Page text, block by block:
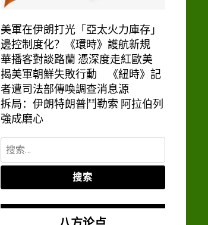
美軍在伊朗打光「亞太火力庫存」
邊控制度化？《環時》護航新規
華播客對談路蘭 憑深度走紅歐美
揭美軍朝鮮失敗行動 《紐時》記
者遭司法部傳喚調查消息源
拆局：伊朗特朗普鬥勒索 阿拉伯列
強成磨心
搜
索：